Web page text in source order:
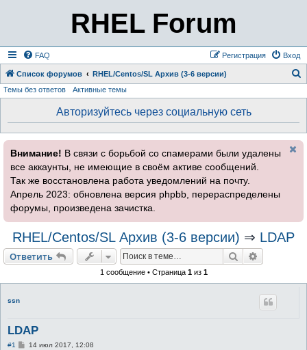
RHEL Forum
FAQ Вход
Регистрация
Список форумов RHEL/Centos/SL Архив (3-6 версии)
Темы без ответов Активные темы
Авторизуйтесь через социальную сеть
Внимание! В связи с борьбой со спамерами были удалены
все аккаунты, не имеющие в своём активе сообщений.
Так же восстановлена работа уведомлений на почту.
Апрель 2023: обновлена версия phpbb, перераспределены
форумы, произведена зачистка.
RHEL/Centos/SL Архив (3-6 версии) ⇒ LDAP
Ответить Поиск
1 сообщение • Страница 1из 1
ssn
LDAP
#1
С14 июл 2017, 12:08